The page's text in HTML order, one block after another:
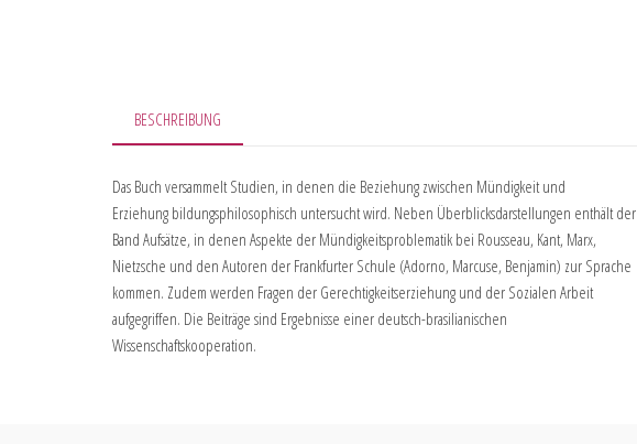
BESCHREIBUNG
Das Buch versammelt Studien, in denen die Beziehung zwischen Mündigkeit und
Erziehung bildungsphilosophisch untersucht wird. Neben Überblicksdarstellungen enthält der
Band Aufsätze, in denen Aspekte der Mündigkeitsproblematik bei Rousseau, Kant, Marx,
Nietzsche und den Autoren der Frankfurter Schule (Adorno, Marcuse, Benjamin) zur Sprache
kommen. Zudem werden Fragen der Gerechtigkeitserziehung und der Sozialen Arbeit
aufgegriffen. Die Beiträge sind Ergebnisse einer deutsch-brasilianischen
Wissenschaftskooperation.